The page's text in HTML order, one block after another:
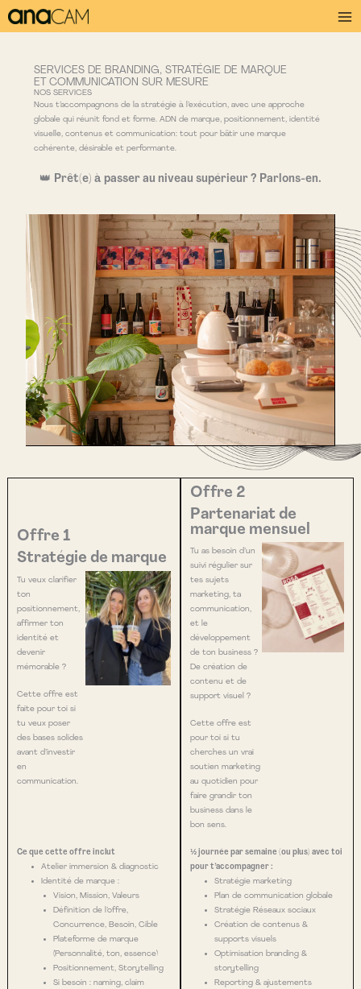
contenu
SERVICES DE BRANDING, STRATÉGIE DE MARQUE
ET COMMUNICATION SUR MESURE
NOS SERVICES
Nous t’accompagnons de la stratégie à l’exécution, avec une approche
globale qui réunit fond et forme. ADN de marque, positionnement, identité
visuelle, contenus et communication: tout pour bâtir une marque
cohérente, désirable et performante.
👑 Prêt(e) à passer au niveau supérieur ? Parlons-en.
Offre 1
Stratégie de marque
Tu veux clarifier
ton
positionnement,
affirmer ton
identité et
devenir
mémorable ?
Cette offre est
faite pour toi si
tu veux poser
des bases solides
avant d’investir
en
communication.
Ce que cette offre inclut
Atelier immersion & diagnostic
Identité de marque :
Vision, Mission, Valeurs
Définition de l’offre,
Concurrence, Besoin, Cible
Plateforme de marque
(Personnalité, ton, essence)
Positionnement, Storytelling
Si besoin : naming, claim
Offre 2
Partenariat de
marque mensuel
Tu as besoin d’un
suivi régulier sur
tes sujets
marketing, ta
communication,
et le
développement
de ton business ?
De création de
contenu et de
support visuel ?
Cette offre est
pour toi si tu
cherches un vrai
soutien marketing
au quotidien pour
faire grandir ton
business dans le
bon sens.
½ journée par semaine (ou plus) avec toi
pour t’accompagner :
Stratégie marketing
Plan de communication globale
Stratégie Réseaux sociaux
Création de contenus &
supports visuels
Optimisation branding &
storytelling
Reporting & ajustements